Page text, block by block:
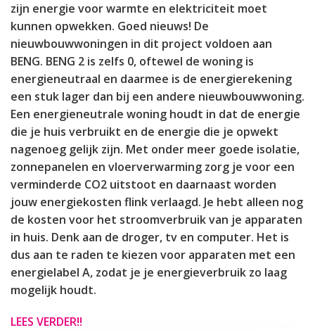
zijn energie voor warmte en elektriciteit moet
kunnen opwekken. Goed nieuws! De
nieuwbouwwoningen in dit project voldoen aan
BENG. BENG 2 is zelfs 0, oftewel de woning is
energieneutraal en daarmee is de energierekening
een stuk lager dan bij een andere nieuwbouwwoning.
Een energieneutrale woning houdt in dat de energie
die je huis verbruikt en de energie die je opwekt
nagenoeg gelijk zijn. Met onder meer goede isolatie,
zonnepanelen en vloerverwarming zorg je voor een
verminderde CO2 uitstoot en daarnaast worden
jouw energiekosten flink verlaagd. Je hebt alleen nog
de kosten voor het stroomverbruik van je apparaten
in huis. Denk aan de droger, tv en computer. Het is
dus aan te raden te kiezen voor apparaten met een
energielabel A, zodat je je energieverbruik zo laag
mogelijk houdt.
LEES VERDER!!